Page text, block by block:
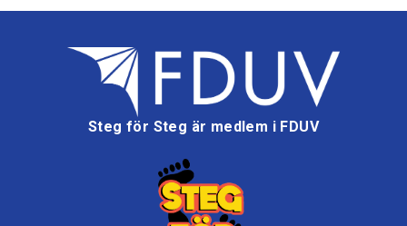
Steg för Steg är medlem i FDUV